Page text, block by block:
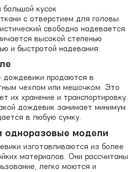
большой кусок
с отверстием для головы.
свободно надевается
высокой степенью
и быстротой надевания.
дождевики продаются в
чехлом или мешочком. Это
их хранение и транспортировку.
дождевик занимает минимум
в любую сумку.
одноразовые модели
изготавливаются из более
материалов. Они рассчитаны
легко моются и